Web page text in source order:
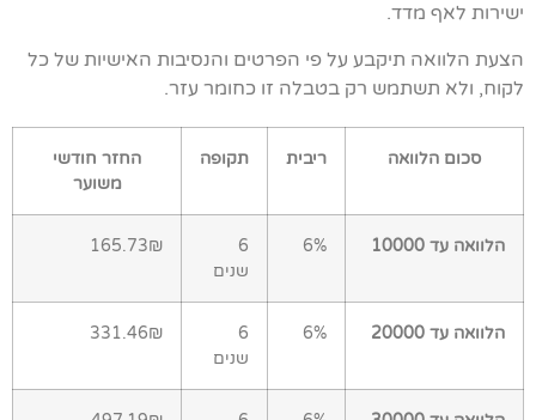
ישירות לאף מדד.
הצעת הלוואה תיקבע על פי הפרטים והנסיבות האישיות של כל
לקוח, ולא תשתמש רק בטבלה זו כחומר עזר.
סכום הלוואה ריבית תקופה
החזר חודשי
משוער
הלוואה עד 10000 6%
6
שנים
165.73₪
הלוואה עד 20000 6%
6
שנים
331.46₪